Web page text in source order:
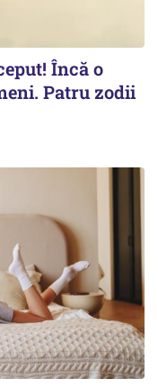
Încă o
Patru zodii